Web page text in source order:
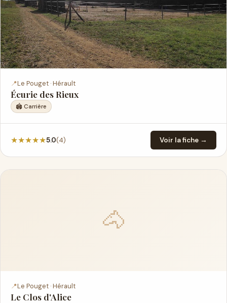
📍Le Pouget · Hérault
Écurie des Rieux
🏟️ Carrière
★★★★★5.0(4) Voir la fiche →
🐴
📍Le Pouget · Hérault
Le Clos d'Alice